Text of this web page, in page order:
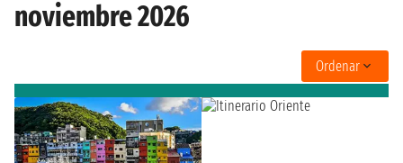
noviembre 2026
Ordenar